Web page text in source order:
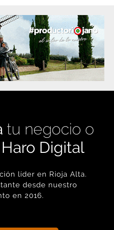
tu negocio o
Haro Digital
líder en Rioja Alta.
desde nuestro
en 2016.